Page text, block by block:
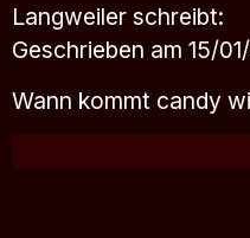
Langweiler schreibt:
Geschrieben am 15/
Wann kommt candy